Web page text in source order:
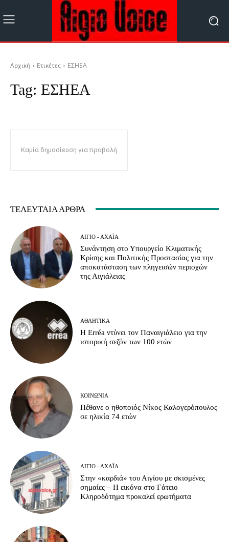
Αρχική Ετικέτες ΕΣΗΕΑ
Tag: ΕΣΗΕΑ
Καμία δημοσίευση για προβολή
ΤΕΛΕΥΤΑΊΑ ΆΡΘΡΑ
ΑΊΓΙΟ - ΑΧΑΪ́Α
Συνάντηση στο Υπουργείο Κλιματικής
Κρίσης και Πολιτικής Προστασίας για την
αποκατάσταση των πληγεισών περιοχών
της Αιγιάλειας
ΑΘΛΗΤΙΚΆ
Η Erréa ντύνει τον Παναιγιάλειο για την
ιστορική σεζόν των 100 ετών
ΚΟΙΝΩΝΊΑ
Πέθανε ο ηθοποιός Νίκος Καλογερόπουλος
σε ηλικία 74 ετών
ΑΊΓΙΟ - ΑΧΑΪ́Α
Στην «καρδιά» του Αιγίου με σκισμένες
σημαίες – Η εικόνα στο Γάτειο
Κληροδότημα προκαλεί ερωτήματα